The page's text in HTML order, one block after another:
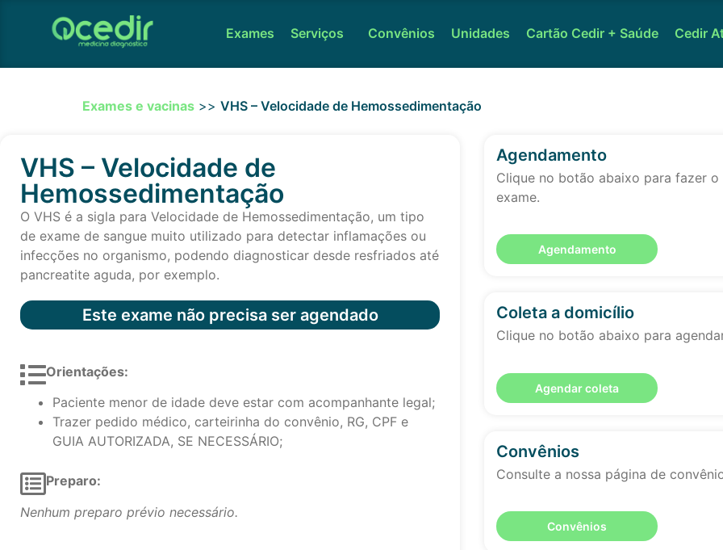
Exames Serviços Convênios Unidades Cartão Cedir + Saúde Cedir
Exames e vacinas >> VHS – Velocidade de Hemossedimentação
VHS – Velocidade de
Hemossedimentação
O VHS é a sigla para Velocidade de Hemossedimentação, um tipo
de exame de sangue muito utilizado para detectar inflamações ou
infecções no organismo, podendo diagnosticar desde resfriados até
pancreatite aguda, por exemplo.
Este exame não precisa ser agendado
Orientações:
Paciente menor de idade deve estar com acompanhante legal;
Trazer pedido médico, carteirinha do convênio, RG, CPF e
GUIA AUTORIZADA, SE NECESSÁRIO;
Preparo:
Nenhum preparo prévio necessário.
Agendamento
Clique no botão abaixo para fazer
exame.
Agendamento
Coleta a domicílio
Clique no botão abaixo para
Agendar coleta
Convênios
Consulte a nossa página de
Convênios